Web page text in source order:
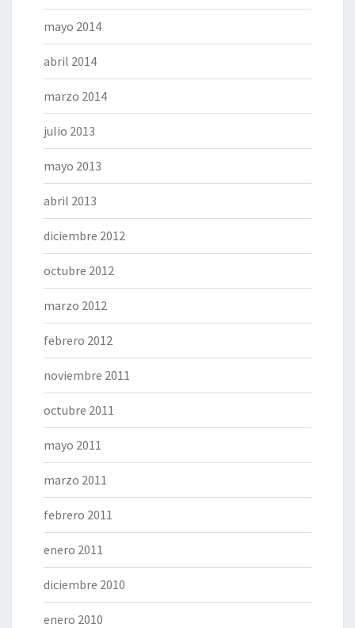
mayo 2014
abril 2014
marzo 2014
julio 2013
mayo 2013
abril 2013
diciembre 2012
octubre 2012
marzo 2012
febrero 2012
noviembre 2011
octubre 2011
mayo 2011
marzo 2011
febrero 2011
enero 2011
diciembre 2010
enero 2010